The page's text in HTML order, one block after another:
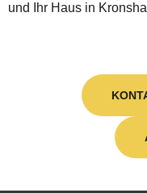
und Ihr Haus in